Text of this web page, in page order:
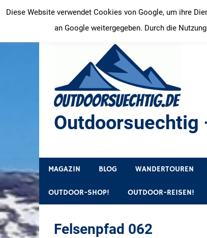
Inhalt
springen
Outdoorsuechtig
MAGAZIN BLOG WANDERTOUREN
OUTDOOR-SHOP! OUTDOOR-REISEN!
Felsenpfad 062
Diese Website verwendet Cookies von Google, um ihre
an Google weitergegeben. Durch die